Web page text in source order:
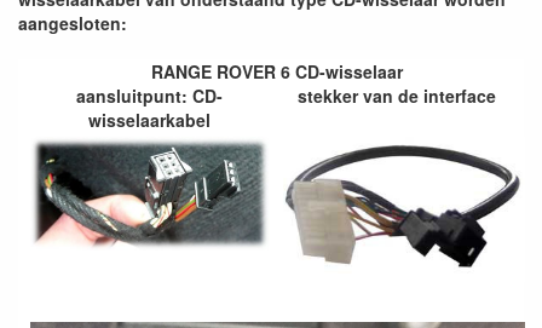
aangesloten:
RANGE ROVER 6 CD-wisselaar
aansluitpunt: CD-
wisselaarkabel
stekker van de interface